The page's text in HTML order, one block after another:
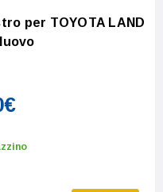
per TOYOTA LAND